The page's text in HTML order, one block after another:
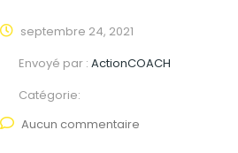
septembre 24, 2021
Envoyé par : ActionCOACH
Catégorie:
Aucun commentaire